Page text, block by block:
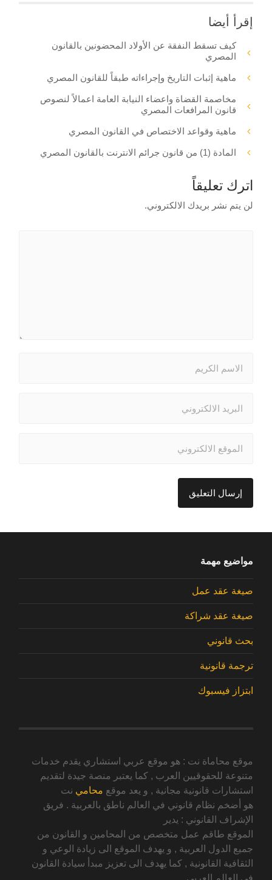
إقرأ أيضا
كيف تسقط النفقة عن الأولاد المحضونين بالقانون
المصري
ماهية إثبات التاريخ وإجراءاته طبقاً للقانون المصري
مخاصمة القضاة واعضاء النيابة العامة اعمالاً لنصوص
قانون المرافعات المصري
ماهية وقواعد الاختصاص في القانون المصري
المادة (1) من قانون جرائم الانترنت بالقانون المصري
اترك تعليقاً
لن يتم نشر بريدك الالكتروني.
مواضيع مهمة
صيغة عقد عمل
صيغة عقد شراكة
بحث قانوني
ترجمة قانونية
ابتزاز فيسبوك
موقع محاماة نت : هو موقع عربي استشاري يقدم خدمات
متنوعة للحقوقيين العرب , كما يعتبر منصة جيدة لتقديم
استشارات قانونية مجانية , و يعد موقع محامي نت
هو أضخم نظام قانوني في العالم ناطق بالعربية . فريق
الإشراف القانوني : يدير
الموقع طاقم عمل متخصص من المحامين و القانون من
جميع الدول العربية , و يهدف الموقع الى زيادة الوعي و
الثقافية القانونية , كما يهدف الى تعزيز مبدأ سيادة القانون
في العالم العربي .